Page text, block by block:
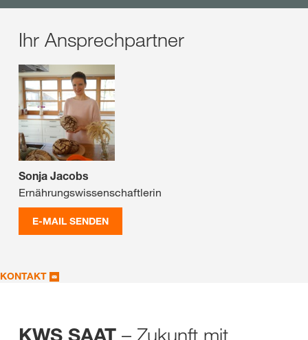
Ihr Ansprechpartner
Sonja Jacobs
Ernährungswissenschaftlerin
E-MAIL SENDEN
KONTAKT
KWS SAAT – Zukunft mit